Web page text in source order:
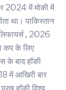
2024 में मोकी में
था। पाकिस्तान
, 2026
कप के लिए
के बाद हॉकी
में आखिरी बार